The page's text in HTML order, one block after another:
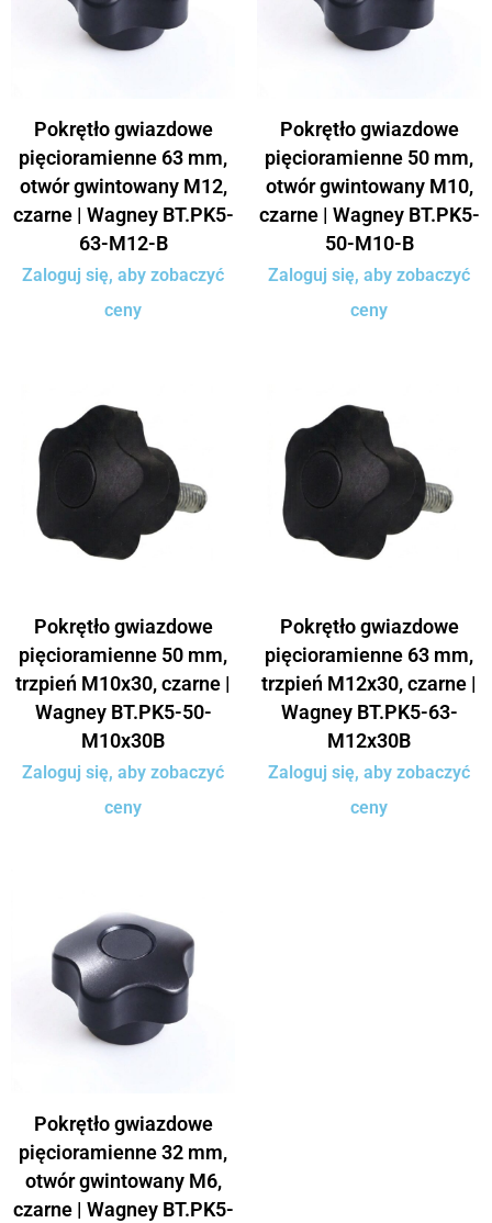
Pokrętło gwiazdowe
pięcioramienne 63 mm,
otwór gwintowany M12,
czarne | Wagney BT.PK5-
63-M12-B
Zaloguj się, aby zobaczyć
ceny
Pokrętło gwiazdowe
pięcioramienne 50 mm,
otwór gwintowany M10,
czarne | Wagney BT.PK5-
50-M10-B
Zaloguj się, aby zobaczyć
ceny
Pokrętło gwiazdowe
pięcioramienne 50 mm,
trzpień M10x30, czarne |
Wagney BT.PK5-50-
M10x30B
Zaloguj się, aby zobaczyć
ceny
Pokrętło gwiazdowe
pięcioramienne 63 mm,
trzpień M12x30, czarne |
Wagney BT.PK5-63-
M12x30B
Zaloguj się, aby zobaczyć
ceny
Pokrętło gwiazdowe
pięcioramienne 32 mm,
otwór gwintowany M6,
czarne | Wagney BT.PK5-